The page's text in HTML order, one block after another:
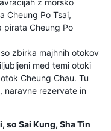
z morsko
Cheung Po Tsai,
pirata Cheung Po
zbirka majhnih otokov
med temi otoki
Cheung Chau. Tu
naravne rezervate in
so Sai Kung, Sha Tin